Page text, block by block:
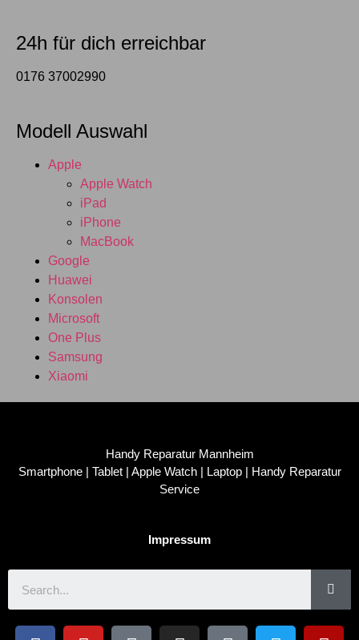
24h für dich erreichbar
0176 37002990
Modell Auswahl
Apple
Apple Watch
iPad
iPhone
MacBook
Google
Huawei
Konsolen
Microsoft
One Plus
Samsung
Xiaomi
Handy Reparatur Mannheim
Smartphone | Tablet | Apple Watch | Laptop | Handy Reparatur
Service
Impressum